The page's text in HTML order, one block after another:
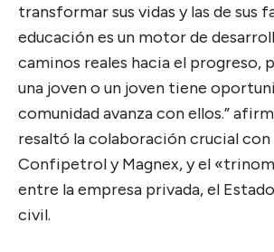
transformar sus vidas y las de sus
educación es un motor de
caminos reales hacia el progreso,
una joven o un joven tiene
comunidad avanza con ellos.”
resaltó la colaboración crucial
Confipetrol y Magnex, y el
entre la empresa privada, el
civil.